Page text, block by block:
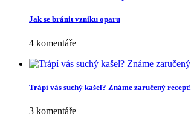
Jak se bránit vzniku oparu
4 komentáře
Trápí vás suchý kašel? Známe zaručený recept!
3 komentáře